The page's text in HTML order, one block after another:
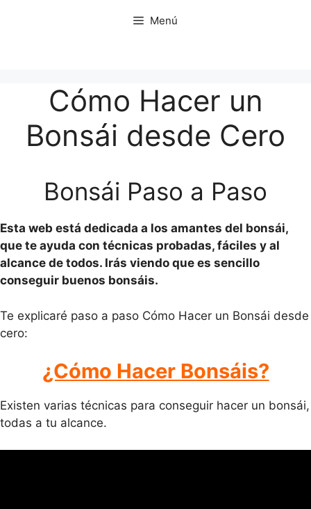
Menú
Cómo Hacer un
Bonsái desde Cero
Bonsái Paso a Paso
Esta web está dedicada a los amantes del bonsái,
que te ayuda con técnicas probadas, fáciles y al
alcance de todos. Irás viendo que es sencillo
conseguir buenos bonsáis.
Te explicaré paso a paso Cómo Hacer un Bonsái desde
cero:
¿Cómo Hacer Bonsáis?
Existen varias técnicas para conseguir hacer un bonsái,
todas a tu alcance.